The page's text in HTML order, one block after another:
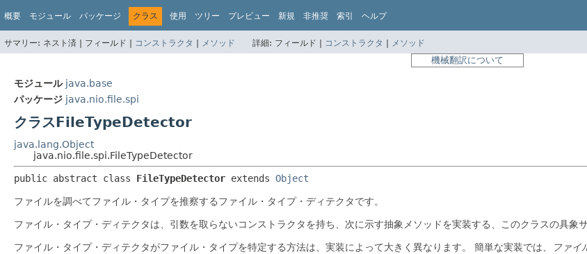
概要 モジュール パッケージ クラス 使用 ツリー プレビュー 新規 非推奨 索引 ヘルプ
サマリー: ネスト済 | フィールド | コンストラクタ | メソッド 詳細: フィールド | コンストラクタ | メソッド
機械翻訳について
モジュール java.base
パッケージ java.nio.file.spi
クラスFileTypeDetector
java.lang.Object
java.nio.file.spi.FileTypeDetector
public abstract class FileTypeDetector extends Object
ファイルを調べてファイル・タイプを推察するファイル・タイプ・ディテクタです。
ファイル・タイプ・ディテクタは、引数を取らないコンストラクタを持ち、次に示す抽象メソッドを実装する、このクラスの具象サ
ファイル・タイプ・ディテクタがファイル・タイプを特定する方法は、実装によって大きく異なります。 簡単な実装では、 ファイ